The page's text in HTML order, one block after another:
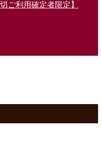
ご利用確定者限定】